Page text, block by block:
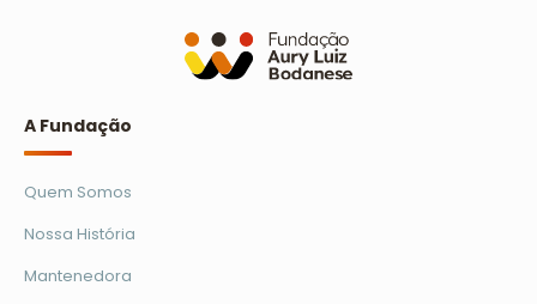
Ler mais
A Fundação
Quem Somos
Nossa História
Mantenedora